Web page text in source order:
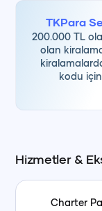
Günübirlik
keşfedilecek
göre
TKPara
200.000 TL
olan
kodu
Hizmetler &
Charter